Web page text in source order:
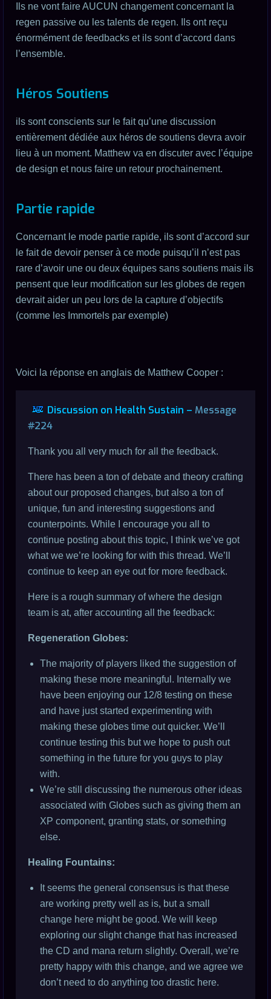
Ils ne vont faire AUCUN changement concernant la
regen passive ou les talents de regen. Ils ont reçu
énormément de feedbacks et ils sont d’accord dans
l’ensemble.
Héros Soutiens
ils sont conscients sur le fait qu’une discussion
entièrement dédiée aux héros de soutiens devra avoir
lieu à un moment. Matthew va en discuter avec l’équipe
de design et nous faire un retour prochainement.
Partie rapide
Concernant le mode partie rapide, ils sont d’accord sur
le fait de devoir penser à ce mode puisqu’il n’est pas
rare d’avoir une ou deux équipes sans soutiens mais ils
pensent que leur modification sur les globes de regen
devrait aider un peu lors de la capture d’objectifs
(comme les Immortels par exemple)
Voici la réponse en anglais de Matthew Cooper :
Discussion on Health Sustain – Message
#224
Thank you all very much for all the feedback.
There has been a ton of debate and theory crafting
about our proposed changes, but also a ton of
unique, fun and interesting suggestions and
counterpoints. While I encourage you all to
continue posting about this topic, I think we’ve got
what we we’re looking for with this thread. We’ll
continue to keep an eye out for more feedback.
Here is a rough summary of where the design
team is at, after accounting all the feedback:
Regeneration Globes:
The majority of players liked the suggestion of
making these more meaningful. Internally we
have been enjoying our 12/8 testing on these
and have just started experimenting with
making these globes time out quicker. We’ll
continue testing this but we hope to push out
something in the future for you guys to play
with.
We’re still discussing the numerous other ideas
associated with Globes such as giving them an
XP component, granting stats, or something
else.
Healing Fountains:
It seems the general consensus is that these
are working pretty well as is, but a small
change here might be good. We will keep
exploring our slight change that has increased
the CD and mana return slightly. Overall, we’re
pretty happy with this change, and we agree we
don’t need to do anything too drastic here.